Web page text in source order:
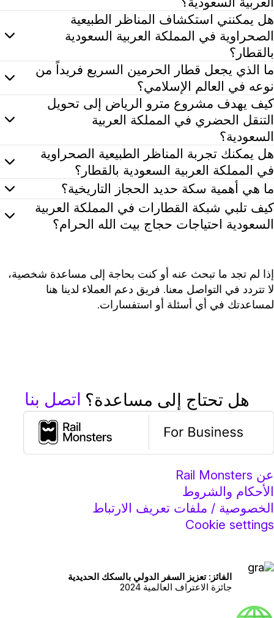
يُعدُّ تطوير شبكة السكك الحديدية في المملكة العربية
هل يمكنني استكشاف المناظر الطبيعية
الصحراوية في المملكة العربية السعودية
بالقطار؟
يوفر قطار الشمال فرصاً لمشاهدة المناظر الطبيعية
ما الذي يجعل قطار الحرمين السريع فريداً من
نوعه في العالم الإسلامي؟
يعد قطار الحرمين السريع فريداً من نوعه لكونه يخدم بشكل خاص الحجاج
كيف يهدف مشروع مترو الرياض إلى تحويل
التنقل الحضري في المملكة العربية
السعودية؟
يعد مشروع مترو الرياض مبادرة ضخمة للتنمية الحضرية تهدف إلى تحويل نظام النقل العام في العاصمة. وعند اكتماله، سيضم ستة خطوط
هل يمكنك تجربة المناظر الطبيعية الصحراوية
في المملكة العربية السعودية بالقطار؟
نعم، توفر سكة حديد الشمال-الجنوب في المملكة العربية السعودية للمسافرين فرصة لا مثيل لها لتجربة المناظر الطبيعية
ما هي أهمية سكة حديد الحجاز التاريخية؟
تم إنشاء سكة حديد الحجاز التاريخية في الأصل لتسهيل الحج
كيف تلبي شبكة القطارات في المملكة العربية
السعودية احتياجات حجاج بيت الله الحرام؟
إذا لم تجد ما تبحث عنه أو كنت بحاجة إلى مساعدة شخصية،
لا تتردد في التواصل معنا. فريق دعم العملاء لدينا هنا
لمساعدتك في أي أسئلة أو استفسارات.
هل تحتاج إلى مساعدة؟ اتصل بنا
عن Rail Monsters
الأحكام والشروط
الخصوصية / ملفات تعريف الارتباط
Cookie settings
الفائز: تعزيز السفر الدولي بالسكك الحديدية
جائزة الاعتراف العالمية 2024